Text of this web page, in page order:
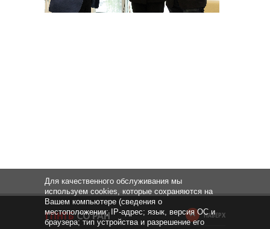
НАВЕРХ
Для качественного обслуживания мы
используем cookies, которые сохраняются на
Вашем компьютере (сведения о
местоположении; IP-адрес; язык, версия ОС и
браузера; тип устройства и разрешение его